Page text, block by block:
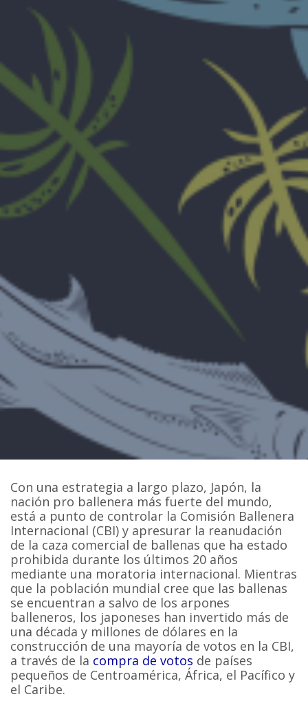
Con una estrategia a largo plazo, Japón, la
nación pro ballenera más fuerte del mundo,
está a punto de controlar la Comisión Ballenera
Internacional (CBI) y apresurar la reanudación
de la caza comercial de ballenas que ha estado
prohibida durante los últimos 20 años
mediante una moratoria internacional. Mientras
que la población mundial cree que las ballenas
se encuentran a salvo de los arpones
balleneros, los japoneses han invertido más de
una década y millones de dólares en la
construcción de una mayoría de votos en la CBI,
a través de la compra de votos de países
pequeños de Centroamérica, África, el Pacífico y
el Caribe.